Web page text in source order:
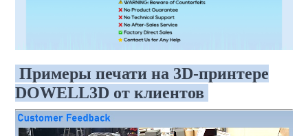
Примеры печати на 3D-принтере
DOWELL3D от клиентов